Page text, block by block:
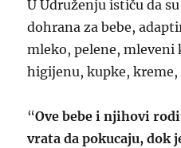
U Udruženju ističu da
dohrana za bebe,
mleko, pelene, mleveni
higijenu, kupke, kreme,
“Ove bebe i njihovi
vrata da pokucaju, dok